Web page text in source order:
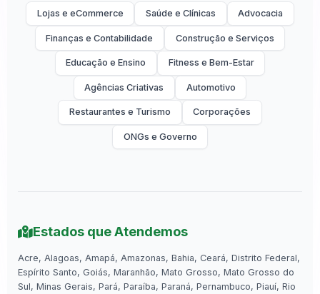
Lojas e eCommerce Saúde e Clínicas Advocacia
Finanças e Contabilidade Construção e Serviços
Educação e Ensino Fitness e Bem-Estar
Agências Criativas Automotivo
Restaurantes e Turismo Corporações
ONGs e Governo
Estados que Atendemos
Acre, Alagoas, Amapá, Amazonas, Bahia, Ceará, Distrito Federal,
Espírito Santo, Goiás, Maranhão, Mato Grosso, Mato Grosso do
Sul, Minas Gerais, Pará, Paraíba, Paraná, Pernambuco, Piauí, Rio